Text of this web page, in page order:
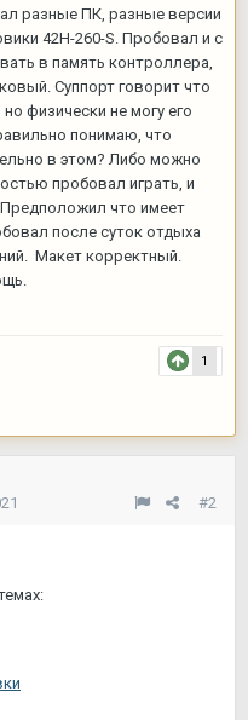
разные ПК, разные версии
42H-260-S. Пробовал и с
в память контроллера,
Суппорт говорит что
физически не могу его
понимаю, что
в этом? Либо можно
пробовал играть, и
Предположил что имеет
после суток отдыха
Макет корректный.
1
#2